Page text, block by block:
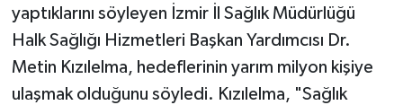
yaptıklarını söyleyen İzmir İl Sağlık Müdürlüğü
Halk Sağlığı Hizmetleri Başkan Yardımcısı Dr.
Metin Kızılelma, hedeflerinin yarım milyon kişiye
ulaşmak olduğunu söyledi. Kızılelma, "Sağlık